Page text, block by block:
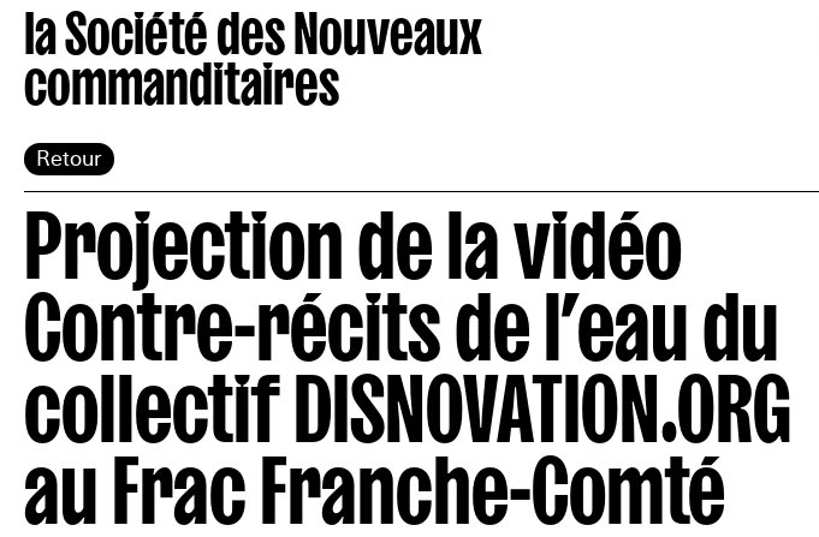
la Société des Nouveaux
commanditaires
Retour
Projection de la vidéo
Contre-récits de l’eau du
collectif DISNOVATION.ORG
au Frac Franche-Comté